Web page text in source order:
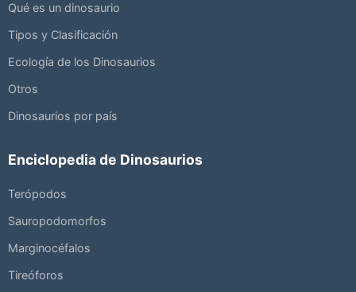
Qué es un dinosaurio
Tipos y Clasificación
Ecología de los Dinosaurios
Otros
Dinosaurios por país
Enciclopedia de Dinosaurios
Terópodos
Sauropodomorfos
Marginocéfalos
Tireóforos